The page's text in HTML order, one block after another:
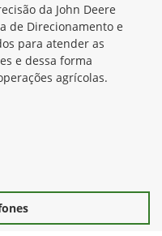
da John Deere
de Direcionamento e
para atender as
e dessa forma
agrícolas.